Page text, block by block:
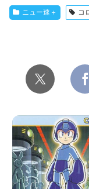
ニュー速＋ コ